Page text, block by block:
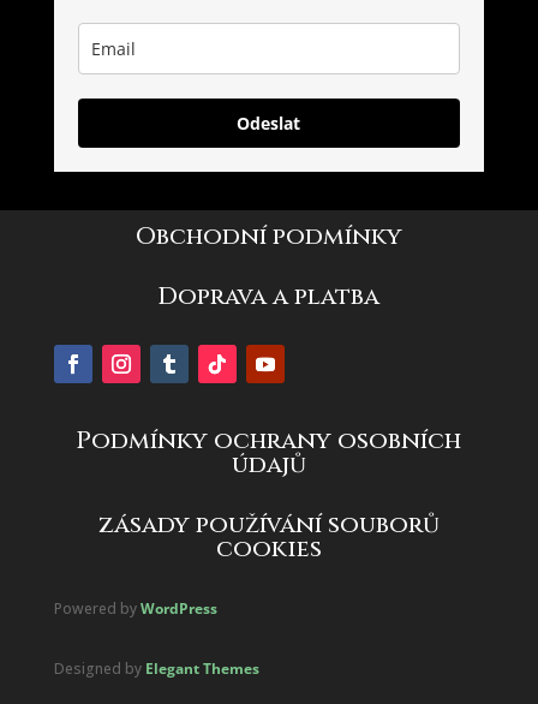
Odeslat
Obchodní podmínky
Doprava a platba
Podmínky ochrany osobních
údajů
zásady používání souborů
cookies
Powered byWordPress
Designed by Elegant Themes